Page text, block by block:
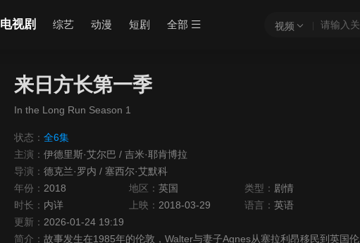
视频
电视剧 综艺 动漫 短剧 全部
来日方长第一季
In the Long Run Season 1
状态： 全6集
主演： 伊德里斯·艾尔巴 / 吉米·耶肯博拉
导演： 德克兰·罗内 / 塞西尔·艾默科
年份： 2018 地区：英国 类型： 剧情
时长： 内详 上映： 2018-03-29 语言： 英语
更新： 2026-01-24 19:19
简介： 故事发生在1985年的伦敦，Walter与妻子Agnes从塞拉利昂移民到英国伦